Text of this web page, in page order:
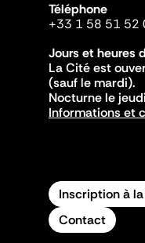
Téléphone
+33 1 58 51 52
Jours et heures
La Cité est
(sauf le mardi).
Nocturne le
Informations et
Inscription à
Contact